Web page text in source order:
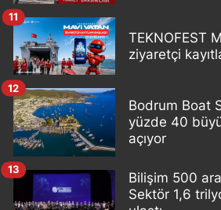
TEKNOFEST
ziyaretçi
11
Bodrum Boat
yüzde 40
açıyor
12
Bilişim 500
Sektör 1,6
13